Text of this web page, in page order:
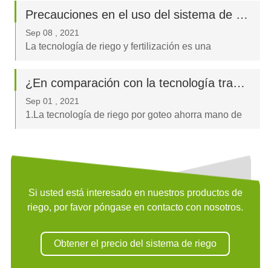
presión de la bomba de agua o la caída natural para
sistema de riego por aspersión.
Precauciones en el uso del sistema de riego y fertilización
Sep 08 , 2021
La tecnología de riego y fertilización es una
suministro de agua y fertilizantes mediante el
también minimiza la contaminación ambiental...
¿En comparación con la tecnología tradicional de riego, cuáles son las ventajas del riego por goteo?
Sep 01 , 2021
1.La tecnología de riego por goteo ahorra mano de
cuidar fácilmente cientos de acres de cultivos.Sea
Si usted está interesado en nuestros productos de
riego, por favor póngase en contacto con nosotros.
Obtener el precio del sistema de riego